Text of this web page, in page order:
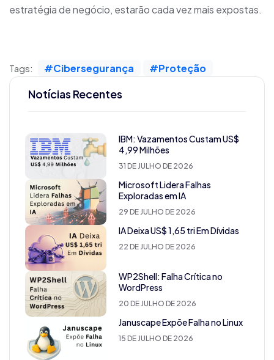
estratégia de negócio, estarão cada vez mais expostas.
Tags: #Cibersegurança #Proteção
Notícias Recentes
IBM: Vazamentos Custam US$
4,99 Milhões
31 DE JULHO DE 2026
Microsoft Lidera Falhas
Exploradas em IA
29 DE JULHO DE 2026
IA Deixa US$ 1,65 tri Em Dívidas
22 DE JULHO DE 2026
WP2Shell: Falha Crítica no
WordPress
20 DE JULHO DE 2026
Januscape Expõe Falha no Linux
15 DE JULHO DE 2026